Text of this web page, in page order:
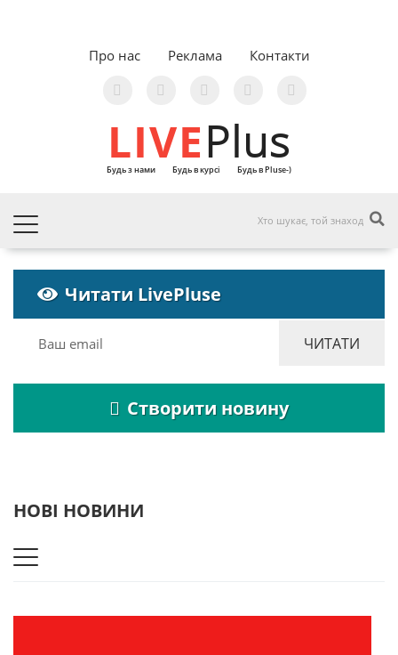
Про нас Реклама Контакти
LIVEPlus
Будь з нами Будь в курсі Будь в Pluse-)
Читати LivePluse
Створити новину
НОВІ НОВИНИ